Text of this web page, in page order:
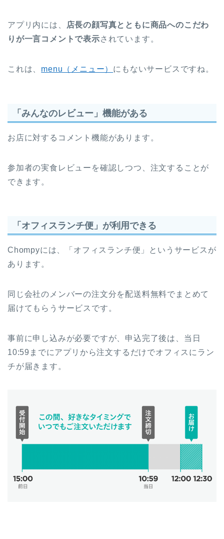
アプリ内には、
店長の顔写真とともに商品へのこだわ
りが一言コメントで表示されています。
これは、 menu（メニュー） にもないサービスですね。
「みんなのレビュー」機能がある
お店に対するコメント機能があります。
参加者の実食レビューを確認しつつ、注文することが
できます。
「オフィスランチ便」が利用できる
Chompyには、「オフィスランチ便」というサービスが
あります。
同じ会社のメンバーの注文分を配送料無料でまとめて
届けてもらうサービスです。
事前に申し込みが必要ですが、申込完了後は、当日
10:59までにアプリから注文するだけでオフィスにラン
チが届きます。